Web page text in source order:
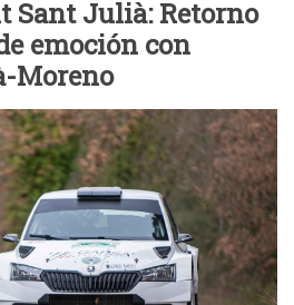
Sant Julià: Retorno
emoción con
Moreno